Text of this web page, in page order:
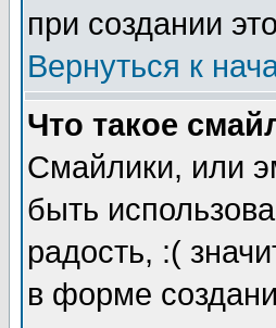
при создании
Вернуться к
Что такое
Смайлики, или
быть
радость, :(
в форме